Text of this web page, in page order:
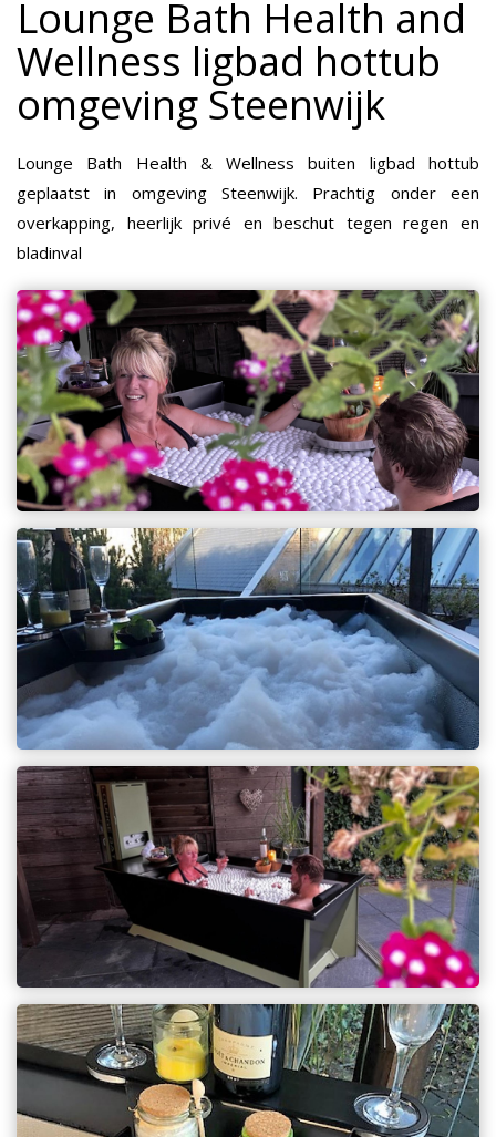
Lounge Bath Health and
Wellness ligbad hottub
omgeving Steenwijk
Lounge Bath Health & Wellness buiten ligbad hottub
geplaatst in omgeving Steenwijk. Prachtig onder een
overkapping, heerlijk privé en beschut tegen regen en
bladinval